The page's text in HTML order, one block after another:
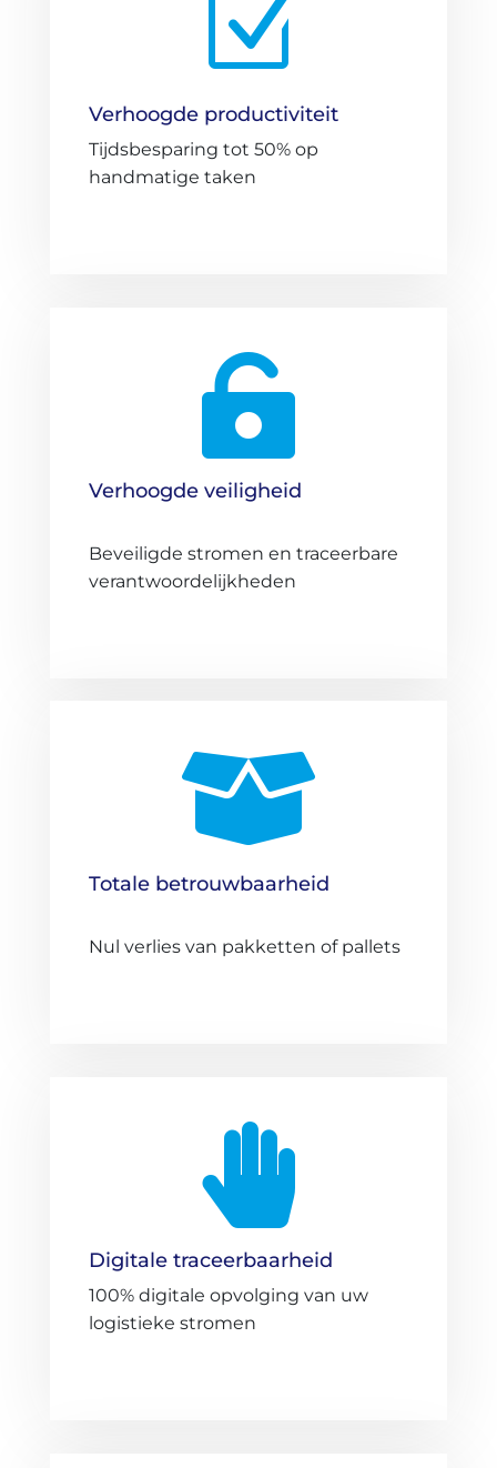
Z
Verhoogde productiviteit
Tijdsbesparing tot 50% op
handmatige taken

Verhoogde veiligheid
Beveiligde stromen en traceerbare
verantwoordelijkheden

Totale betrouwbaarheid
Nul verlies van pakketten of pallets

Digitale traceerbaarheid
100% digitale opvolging van uw
logistieke stromen